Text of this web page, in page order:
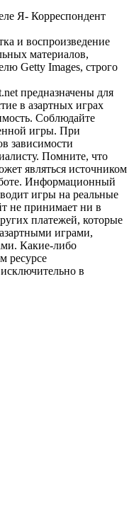
Я- Корреспондент
и воспроизведение
материалов,
Getty Images, строго
предназначены для
в азартных играх
Соблюдайте
игры. При
зависимости
Помните, что
являться источником
Информационный
игры на реальные
не принимает ни в
платежей, которые
играми,
Какие-либо
ресурсе
в